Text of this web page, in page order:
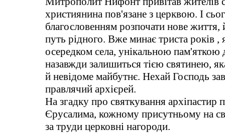
християнина пов'язане з церквою. І
благословенням розпочати нове
путь рідного. Вже минає триста років
осередком села, унікальною пам'яткою
назавжди залишиться тією святинею,
й невідоме майбутнє. Нехай Господь
правлячий архієрей.
На згадку про святкування архіпастир
Єрусалима, кожному присутньому на
за труди церковні нагороди.